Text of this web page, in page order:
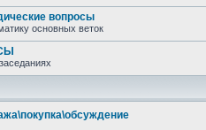
вопросы
основных веток